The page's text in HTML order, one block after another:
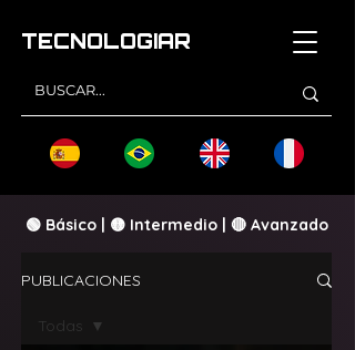
TECNOLOGIAR
🟢 Básico | 🟡 Intermedio | 🔴 Avanzado
PUBLICACIONES
Todas